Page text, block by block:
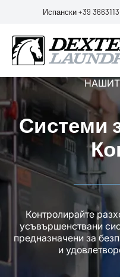
Испански +39
Системи
Контролирайте
усъвършенствани
предназначени за
и